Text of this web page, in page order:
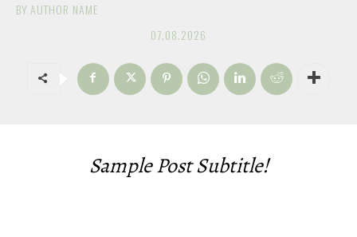
PRETPLATA
BY AUTHOR NAME
07.08.2026
Sample Post Subtitle!